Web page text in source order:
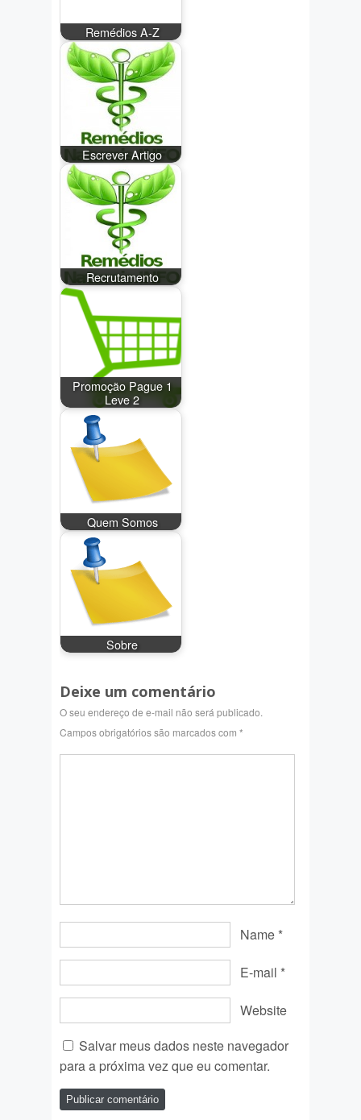
Remédios A-Z
Escrever Artigo
Recrutamento
Promoção Pague 1
Leve 2
Quem Somos
Sobre
Deixe um comentário
O seu endereço de e-mail não será publicado.
Campos obrigatórios são marcados com *
Name *
E-mail *
Website
Salvar meus dados neste navegador
para a próxima vez que eu comentar.